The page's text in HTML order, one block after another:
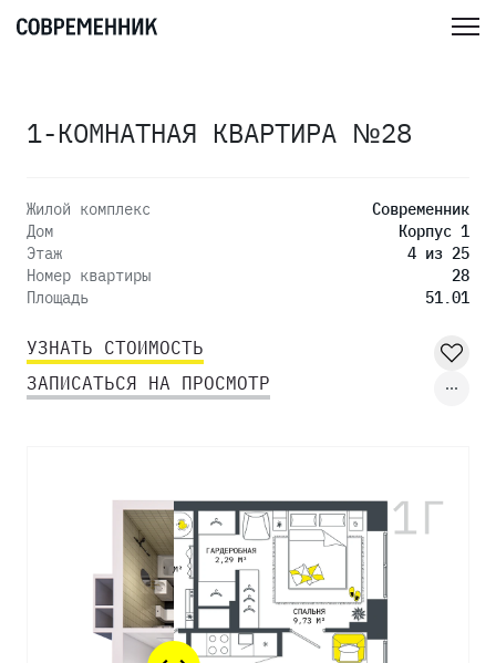
1-КОМНАТНАЯ КВАРТИРА №28
Жилой комплекс
Современник
Дом
Корпус 1
Этаж
4 из 25
Номер квартиры
28
Площадь
51.01
УЗНАТЬ СТОИМОСТЬ
ЗАПИСАТЬСЯ НА ПРОСМОТР